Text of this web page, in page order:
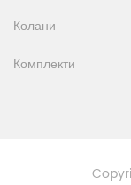
Колани
Комплекти